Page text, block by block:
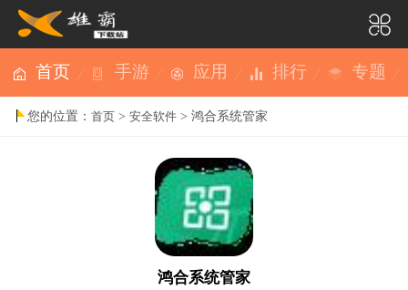
首页 手游 应用 排行 专题
您的位置：首页 >安全软件 > 鸿合系统管家
鸿合系统管家